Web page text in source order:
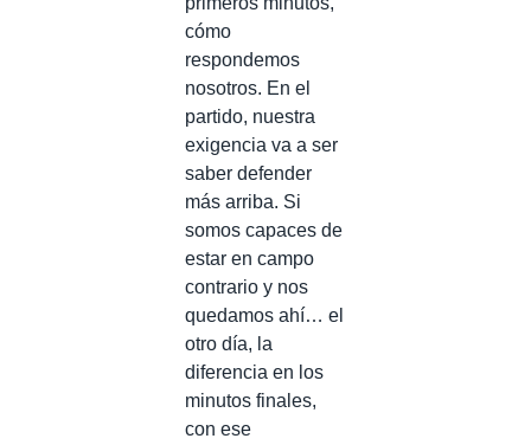
cómo
respondemos
nosotros. En el
partido, nuestra
exigencia va a ser
saber defender
más arriba. Si
somos capaces de
estar en campo
contrario y nos
quedamos ahí… el
otro día, la
diferencia en los
minutos finales,
con ese